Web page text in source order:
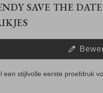
SAVE THE
een stijlvolle eerste proefdruk